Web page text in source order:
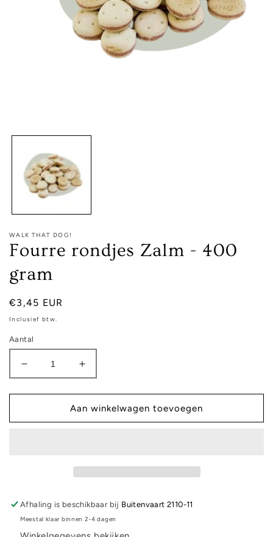
WALK THAT DOG!
Fourre rondjes Zalm - 400
gram
Normale
prijs
€3,45 EUR
Inclusief btw.
Aantal
Aantal
verlagen
voor
rondjes
Aantal
verhogen
voor
Fourre
rondjes
Aan winkelwagen toevoegen
Afhaling is beschikbaar bij Buitenvaart 2110-11
Meestal klaar binnen 2-4 dagen